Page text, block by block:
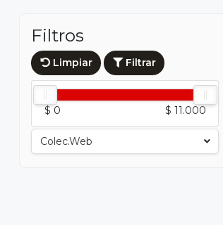
Filtros
Limpiar Filtrar
$ 0 $ 11.000
Colec.web